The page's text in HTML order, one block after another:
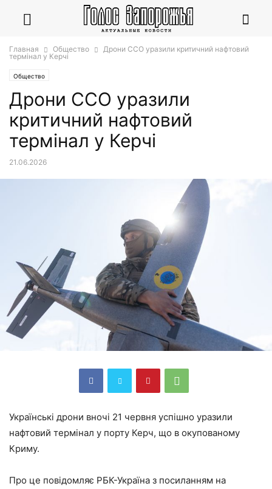
Главная Общество
Дрони ССО уразили критичний нафтовий
термінал у Керчі
Общество
Дрони ССО уразили
критичний нафтовий
термінал у Керчі
21.06.2026
Українські дрони вночі 21 червня успішно уразили
нафтовий термінал у порту Керч, що в окупованому
Криму.
Про це повідомляє РБК-Україна з посиланням на